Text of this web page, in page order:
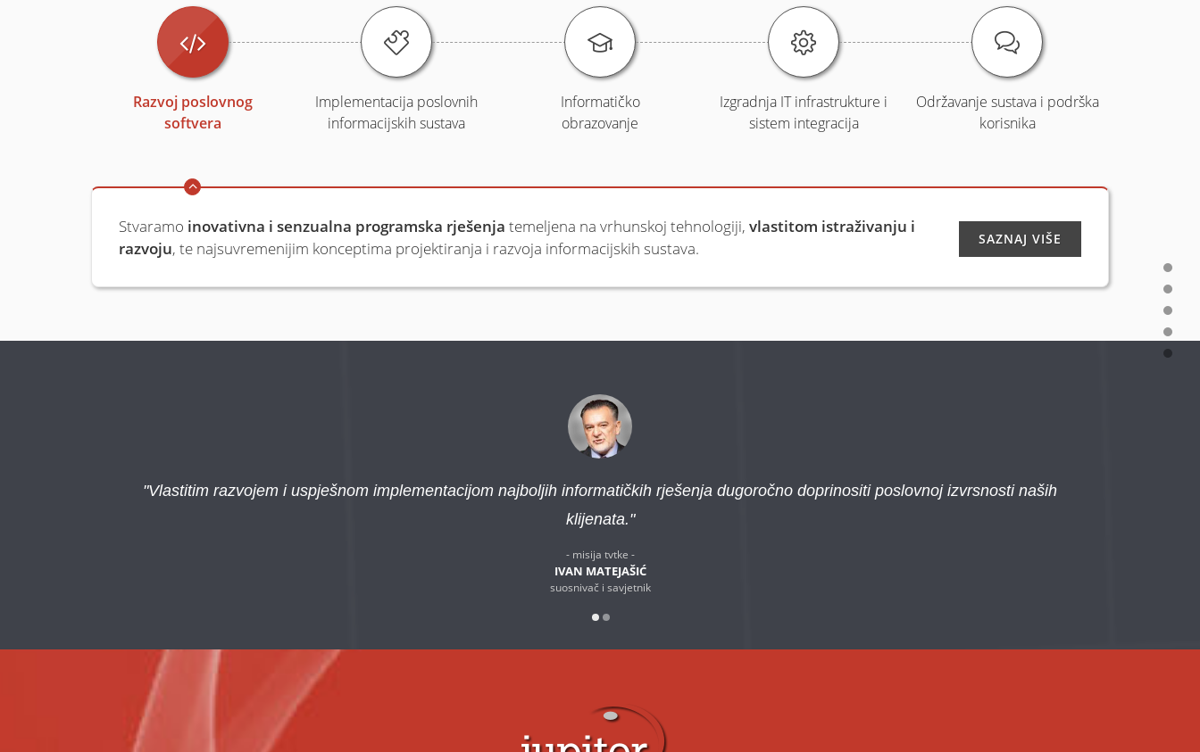
Razvoj poslovnog
softvera
Implementacija poslovnih
informacijskih sustava
Informatičko
obrazovanje
Izgradnja IT infrastrukture i
sistem integracija
Održavanje sustava i podrška
korisnika
Stvaramo inovativna i senzualna programska rješenja temeljena na vrhunskoj tehnologiji, vlastitom istraživanju i
razvoju, te najsuvremenijim konceptima projektiranja i razvoja informacijskih sustava. SAZNAJ VIŠE
Vlastitim razvojem i uspješnom implementacijom najboljih informatičkih rješenja dugoročno doprinositi poslovnoj izvrsnosti naših
klijenata.
- misija tvtke -
IVAN MATEJAŠIĆ
suosnivač i savjetnik
- vizija -
suosnivač i savjetnik